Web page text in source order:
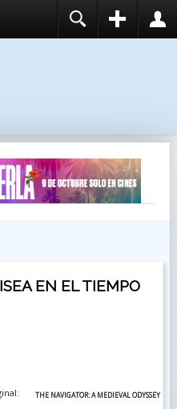
EN EL TIEMPO
THE NAVIGATOR: A MEDIEVAL ODYSSEY